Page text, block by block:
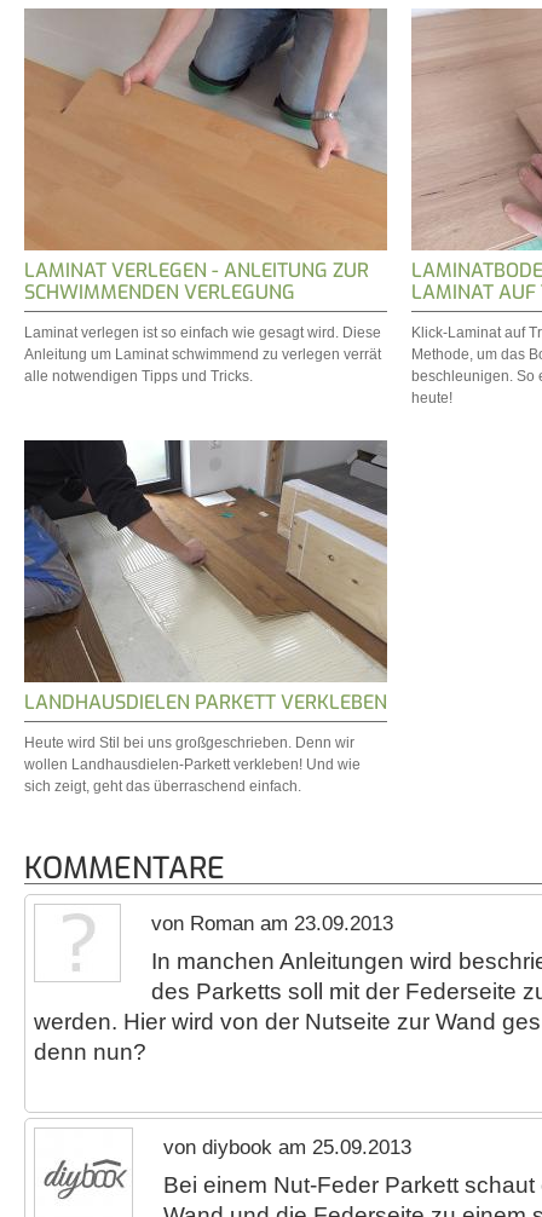
LAMINAT VERLEGEN - ANLEITUNG ZUR
SCHWIMMENDEN VERLEGUNG
Laminat verlegen ist so einfach wie gesagt wird. Diese
Anleitung um Laminat schwimmend zu verlegen verrät
alle notwendigen Tipps und Tricks.
LAMINAT AUF
Klick-Laminat auf
Methode, um das
beschleunigen. So
heute!
LANDHAUSDIELEN PARKETT VERKLEBEN
Heute wird Stil bei uns großgeschrieben. Denn wir
wollen Landhausdielen-Parkett verkleben! Und wie
sich zeigt, geht das überraschend einfach.
KOMMENTARE
von Roman am 23.09.2013
In manchen Anleitungen wird
des Parketts soll mit der Federseite
werden. Hier wird von der Nutseite zur Wand
denn nun?
von diybook am 25.09.2013
Bei einem Nut-Feder Parkett